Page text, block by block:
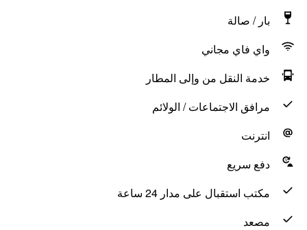
بار / صالة
واي فاي مجاني
خدمة النقل من وإلى المطار
مرافق الاجتماعات / الولائم
انترنت
دفع سريع
مكتب استقبال على مدار 24 ساعة
مصعد